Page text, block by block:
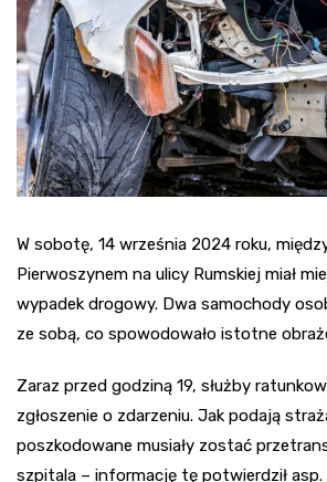
W sobotę, 14 września 2024 roku,
Pierwoszynem na ulicy Rumskiej miał
wypadek drogowy. Dwa samochody
ze sobą, co spowodowało istotne
Zaraz przed godziną 19, służby
zgłoszenie o zdarzeniu. Jak podają
poszkodowane musiały zostać
szpitala – informację tę potwierdził asp.